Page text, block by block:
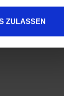
ZULASSEN